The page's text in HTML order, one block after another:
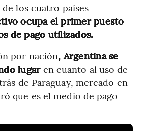
los cuatro países
ocupa el primer puesto
de pago utilizados.
por nación, Argentina se
lugaren cuanto al uso de
de Paraguay, mercado en
que es el medio de pago